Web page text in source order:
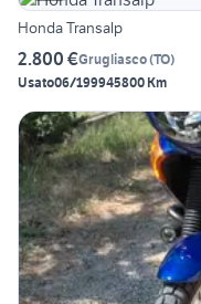
Honda Transalp
2.800 €Grugliasco(TO)
Usato06/199945800 Km